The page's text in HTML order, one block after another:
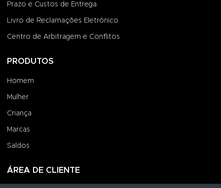
Prazo e Custos de Entrega
Livro de Reclamações Eletrónico
Centro de Arbitragem e Conflitos
PRODUTOS
Homem
Mulher
Criança
Marcas
Saldos
ÁREA DE CLIENTE